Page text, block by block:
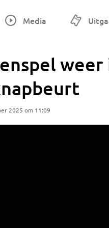
Media
2025 om 11:09